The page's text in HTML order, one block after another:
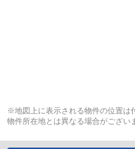
※地図上に表示される物件の位置は
物件所在地とは異なる場合がござい